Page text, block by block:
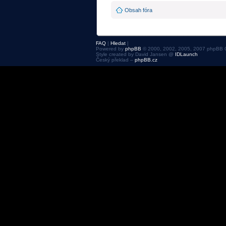
Obsah fóra
FAQ | Hledat |
Powered by phpBB © 2000, 2002, 2005, 2007 phpBB
Style created by David Jansen @ IDLaunch
Český překlad – phpBB.cz